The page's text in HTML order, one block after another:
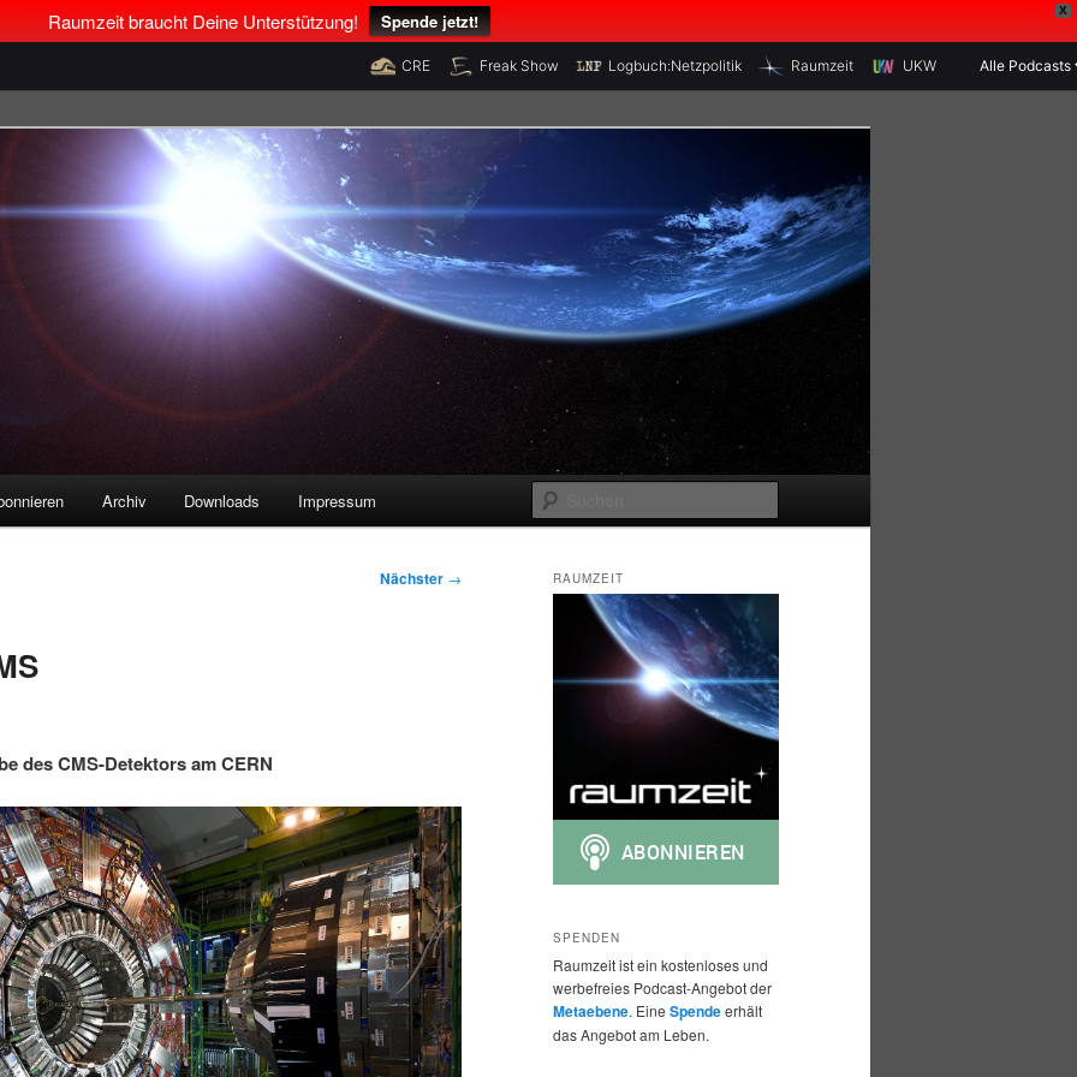
X
Raumzeit braucht Deine Unterstützung! Spende jetzt!
CRE Freak Show Logbuch:Netzpolitik Raumzeit UKW Alle Podcasts
u
Archiv Downloads Impressum
Nächster →
des CMS-Detektors am CERN
RAUMZEIT
SPENDEN
Raumzeit ist ein kostenloses und
werbefreies Podcast-Angebot der
Metaebene. Eine Spendeerhält
das Angebot am Leben.